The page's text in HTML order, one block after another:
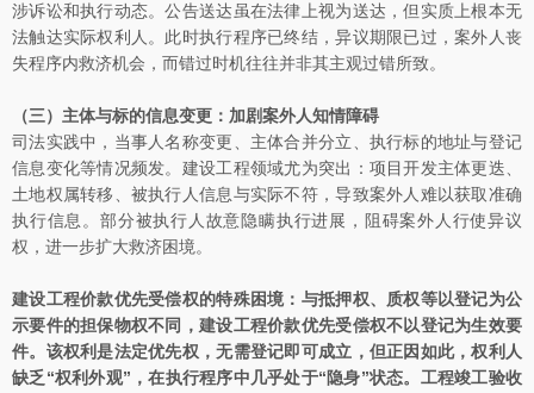
涉诉讼和执行动态。公告送达虽在法律上视为送达，但实质上根本无
法触达实际权利人。此时执行程序已终结，异议期限已过，案外人丧
失程序内救济机会，而错过时机往往并非其主观过错所致。
（三）主体与标的信息变更：加剧案外人知情障碍
司法实践中，当事人名称变更、主体合并分立、执行标的地址与登记
信息变化等情况频发。建设工程领域尤为突出：项目开发主体更迭、
土地权属转移、被执行人信息与实际不符，导致案外人难以获取准确
执行信息。部分被执行人故意隐瞒执行进展，阻碍案外人行使异议
权，进一步扩大救济困境。
建设工程价款优先受偿权的特殊困境：与抵押权、质权等以登记为公
示要件的担保物权不同，建设工程价款优先受偿权不以登记为生效要
件。该权利是法定优先权，无需登记即可成立，但正因如此，权利人
缺乏“权利外观”，在执行程序中几乎处于“隐身”状态。工程竣工验收